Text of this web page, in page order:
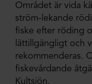
Området är vida
ström-lekande
fiske efter röding
lättillgängligt och
rekommenderas.
fiskevårdande
Kultsjön.